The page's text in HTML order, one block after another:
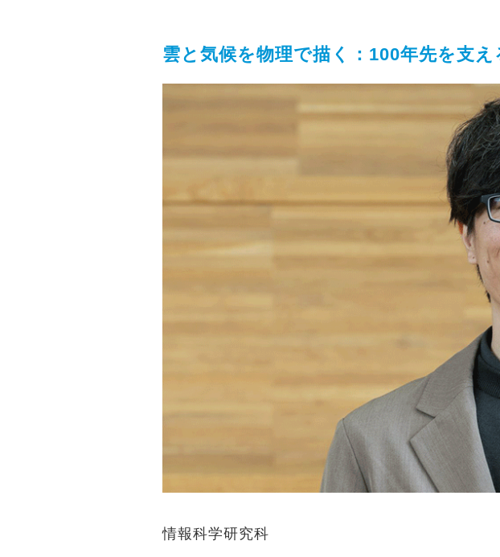
雲と気候を物理で描く：100年先を支
情報科学研究科